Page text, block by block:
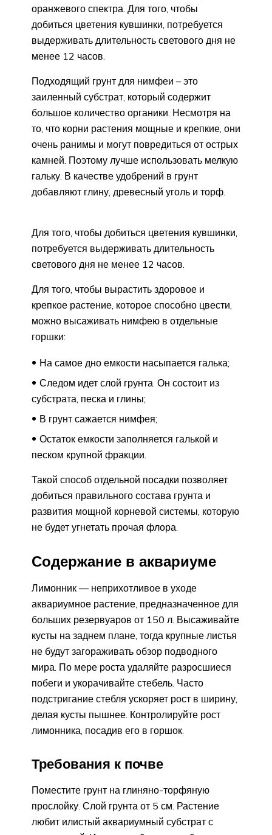
оранжевого спектра. Для того, чтобы
добиться цветения кувшинки, потребуется
выдерживать длительность светового дня не
менее 12 часов.
Подходящий грунт для нимфеи – это
заиленный субстрат, который содержит
большое количество органики. Несмотря на
то, что корни растения мощные и крепкие, они
очень ранимы и могут повредиться от острых
камней. Поэтому лучше использовать мелкую
гальку. В качестве удобрений в грунт
добавляют глину, древесный уголь и торф.
Для того, чтобы добиться цветения кувшинки,
потребуется выдерживать длительность
светового дня не менее 12 часов.
Для того, чтобы вырастить здоровое и
крепкое растение, которое способно цвести,
можно высаживать нимфею в отдельные
горшки:
На самое дно емкости насыпается галька;
Следом идет слой грунта. Он состоит из
субстрата, песка и глины;
В грунт сажается нимфея;
Остаток емкости заполняется галькой и
песком крупной фракции.
Такой способ отдельной посадки позволяет
добиться правильного состава грунта и
развития мощной корневой системы, которую
не будет угнетать прочая флора.
Содержание в аквариуме
Лимонник — неприхотливое в уходе
аквариумное растение, предназначенное для
больших резервуаров от 150 л. Высаживайте
кусты на заднем плане, тогда крупные листья
не будут загораживать обзор подводного
мира. По мере роста удаляйте разросшиеся
побеги и укорачивайте стебель. Часто
подстригание стебля ускоряет рост в ширину,
делая кусты пышнее. Контролируйте рост
лимонника, посадив его в горшок.
Требования к почве
Поместите грунт на глиняно-торфяную
прослойку. Слой грунта от 5 см. Растение
любит илистый аквариумный субстрат с